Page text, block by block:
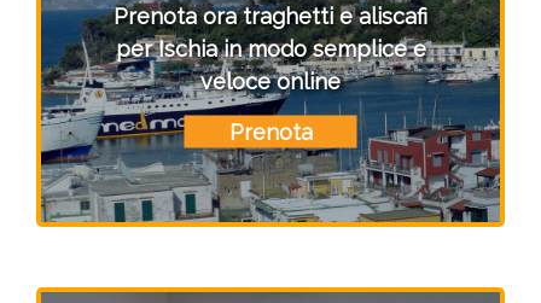
Prenota ora traghetti e aliscafi
per Ischia in modo semplice e
veloce online
Prenota